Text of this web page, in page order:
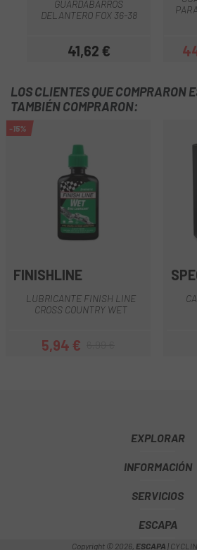
GUARDABARROS
DELANTERO FOX 36-38
Precio
41,62 €
LOS CLIENTES QUE COMPRARON
TAMBIÉN COMPRARON:
-15%
FINISHLINE
LUBRICANTE FINISH LINE
CROSS COUNTRY WET
Precio
5,94 €Precio regular
EXPLORAR
INFORMACIÓN
SERVICIOS
ESCAPA
Copyright © 2026, ESCAPA |